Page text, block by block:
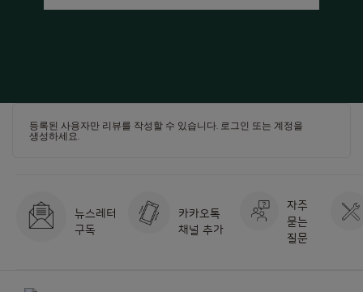
등록된 사용자만 리뷰를 작성할 수 있습니다. 로그인 또는 계정을
생성하세요
뉴스레터
구독
카카오톡
채널 추가
자주
묻는
질문